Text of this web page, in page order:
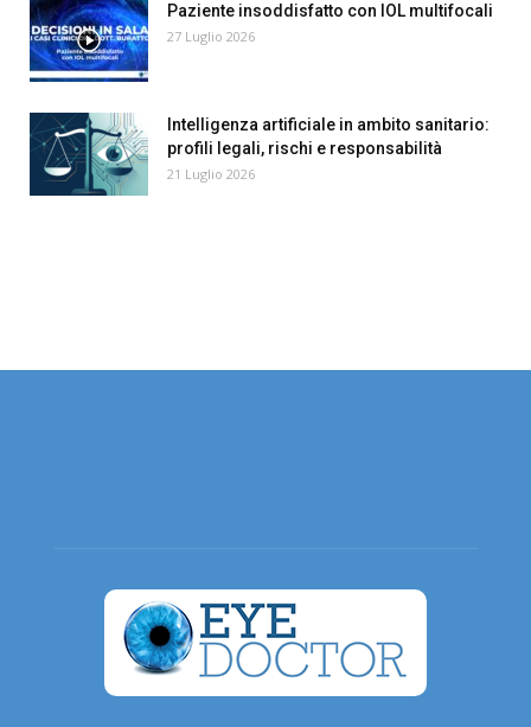
Paziente insoddisfatto con IOL multifocali
27 Luglio 2026
Intelligenza artificiale in ambito sanitario:
profili legali, rischi e responsabilità
21 Luglio 2026